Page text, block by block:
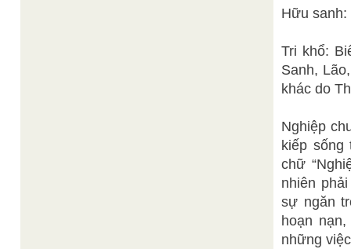
Hữu
Tri khổ:
Sanh,
khác do
Nghiệp
kiếp
chữ
nhiên
sự ngăn
hoạn
những